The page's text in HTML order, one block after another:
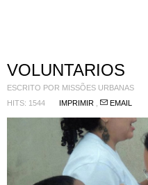
VOLUNTARIOS
ESCRITO POR MISSÕES URBANAS
HITS: 1544
IMPRIMIR EMAIL